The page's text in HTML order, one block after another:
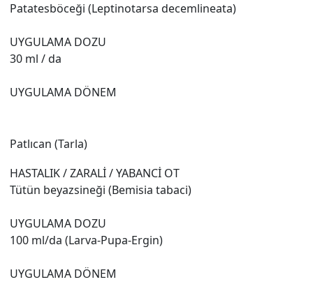
Patatesböceği (Leptinotarsa decemlineata)
UYGULAMA DOZU
30 ml / da
UYGULAMA DÖNEM
Patlıcan (Tarla)
HASTALIK / ZARALİ / YABANCİ OT
Tütün beyazsineği (Bemisia tabaci)
UYGULAMA DOZU
100 ml/da (Larva-Pupa-Ergin)
UYGULAMA DÖNEM